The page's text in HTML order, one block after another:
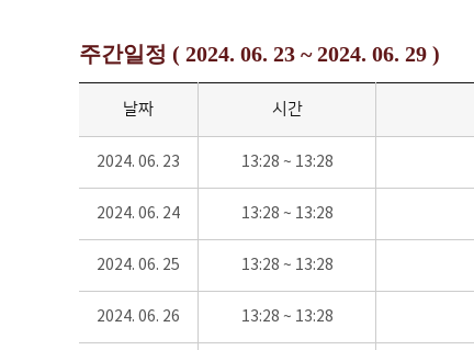
주간일정 ( 2024. 06. 23 ~ 2024. 06. 29 )
날짜 시간
2024. 06. 23 13:28 ~ 13:28
2024. 06. 24 13:28 ~ 13:28
2024. 06. 25 13:28 ~ 13:28
2024. 06. 26 13:28 ~ 13:28